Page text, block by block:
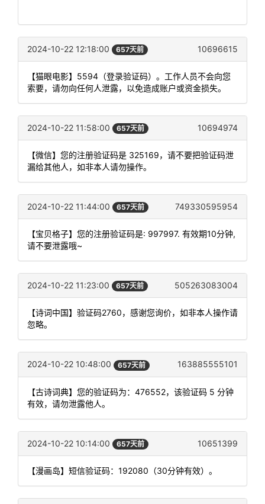
2024-10-22 12:18:00 657天前 10696615
【猫眼电影】5594（登录验证码）。工作人员不会向您
索要，请勿向任何人泄露，以免造成账户或资金损失。
2024-10-22 11:58:00 657天前 10694974
【微信】您的注册验证码是 325169，请不要把验证码泄
漏给其他人，如非本人请勿操作。
2024-10-22 11:44:00 657天前 749330595954
【宝贝格子】您的注册验证码是: 997997. 有效期10分钟,
请不要泄露哦~
2024-10-22 11:23:00 657天前 505263083004
【诗词中国】验证码2760，感谢您询价，如非本人操作请
忽略。
2024-10-22 10:48:00 657天前 163885555101
【古诗词典】您的验证码为：476552，该验证码 5 分钟
有效，请勿泄露他人。
2024-10-22 10:14:00 657天前 10651399
【漫画岛】短信验证码：192080（30分钟有效）。